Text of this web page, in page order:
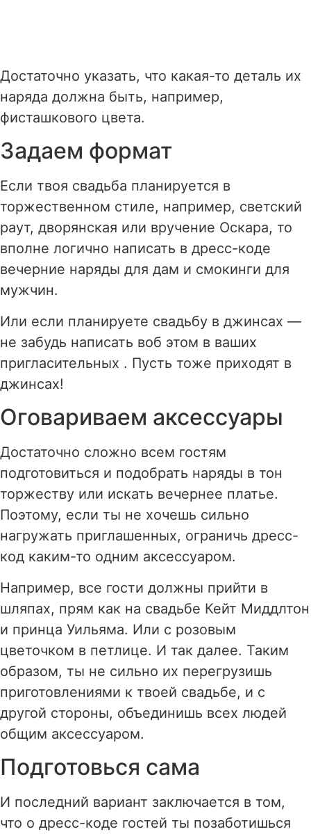
Достаточно указать, что какая-то деталь их
наряда должна быть, например,
фисташкового цвета.
Задаем формат
Если твоя свадьба планируется в
торжественном стиле, например, светский
раут, дворянская или вручение Оскара, то
вполне логично написать в дресс-коде
вечерние наряды для дам и смокинги для
мужчин.
Или если планируете свадьбу в джинсах —
не забудь написать воб этом в ваших
пригласительных . Пусть тоже приходят в
джинсах!
Оговариваем аксессуары
Достаточно сложно всем гостям
подготовиться и подобрать наряды в тон
торжеству или искать вечернее платье.
Поэтому, если ты не хочешь сильно
нагружать приглашенных, ограничь дресс-
код каким-то одним аксессуаром.
Например, все гости должны прийти в
шляпах, прям как на свадьбе Кейт Миддлтон
и принца Уильяма. Или с розовым
цветочком в петлице. И так далее. Таким
образом, ты не сильно их перегрузишь
приготовлениями к твоей свадьбе, и с
другой стороны, объединишь всех людей
общим аксессуаром.
Подготовься сама
И последний вариант заключается в том,
что о дресс-коде гостей ты позаботишься